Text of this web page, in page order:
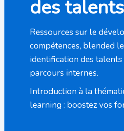
des talents
Ressources sur le
compétences, blended
identification des talents
parcours internes.
Introduction à la
learning : boostez vos